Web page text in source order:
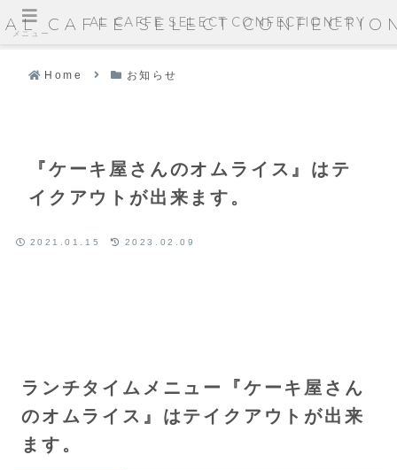
AL CAFFE SELECT
Home お知らせ
『ケーキ屋さんのオムライス』はテ
イクアウトが出来ます。
2021.01.15 2023.02.09
ランチタイムメニュー『ケーキ屋さん
のオムライス』はテイクアウトが出来
ます。
メニュー
AL CAFFE SELECT CONFECTIONERY